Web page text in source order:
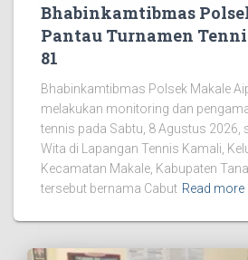
Bhabinkamtibmas
Pantau Turnamen
81
Bhabinkamtibmas Polsek Makale
melakukan monitoring dan
tennis pada Sabtu, 8 Agustus 2026,
Wita di Lapangan Tennis Kamali,
Kecamatan Makale, Kabupaten
tersebut bernama Cabut Read more